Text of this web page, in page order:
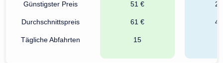
Günstigster Preis
Durchschnittspreis
Tägliche Abfahrten
51 €
61 €
15